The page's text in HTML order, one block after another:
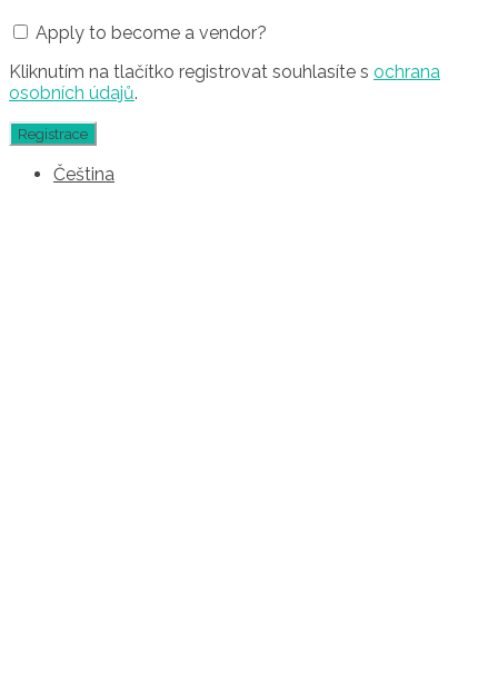
Apply to become a vendor?
Kliknutím na tlačítko registrovat souhlasíte s ochrana
osobních údajů.
Čeština